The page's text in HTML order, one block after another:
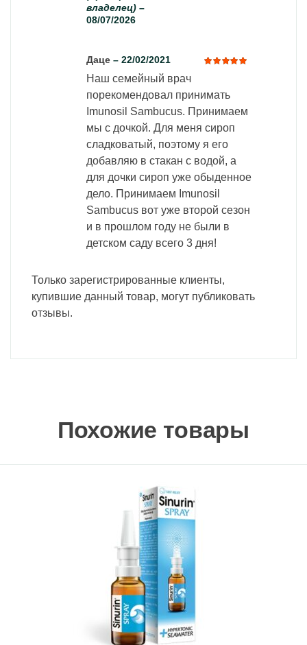
владелец) –
08/07/2026
Даце – 22/02/2021
Наш семейный врач
порекомендовал принимать
Imunosil Sambucus. Принимаем
мы с дочкой. Для меня сироп
сладковатый, поэтому я его
добавляю в стакан с водой, а
для дочки сироп уже обыденное
дело. Принимаем Imunosil
Sambucus вот уже второй сезон
и в прошлом году не были в
детском саду всего 3 дня!
Только зарегистрированные клиенты,
купившие данный товар, могут публиковать
отзывы.
Похожие товары